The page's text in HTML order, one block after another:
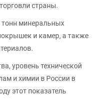
страны.
минеральных
и камер, а также
уровень технической
и химии в России в
этот показатель